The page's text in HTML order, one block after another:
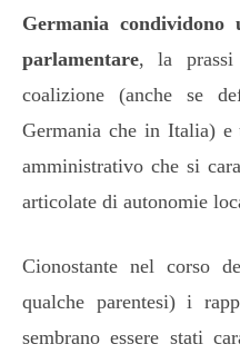
Germania
parlamentare, la prassi
coalizione (anche se
Germania che in Italia) e
amministrativo che si
articolate di autonomie
Cionostante nel corso
qualche parentesi) i
sembrano essere stati